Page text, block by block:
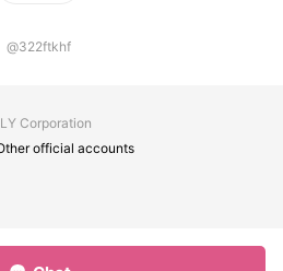
@322ftkhf
Corporation
official accounts